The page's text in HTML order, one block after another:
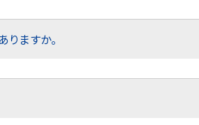
ますか。